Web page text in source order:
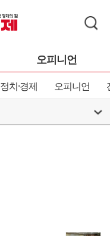
오피니언
정치·경제 오피니언